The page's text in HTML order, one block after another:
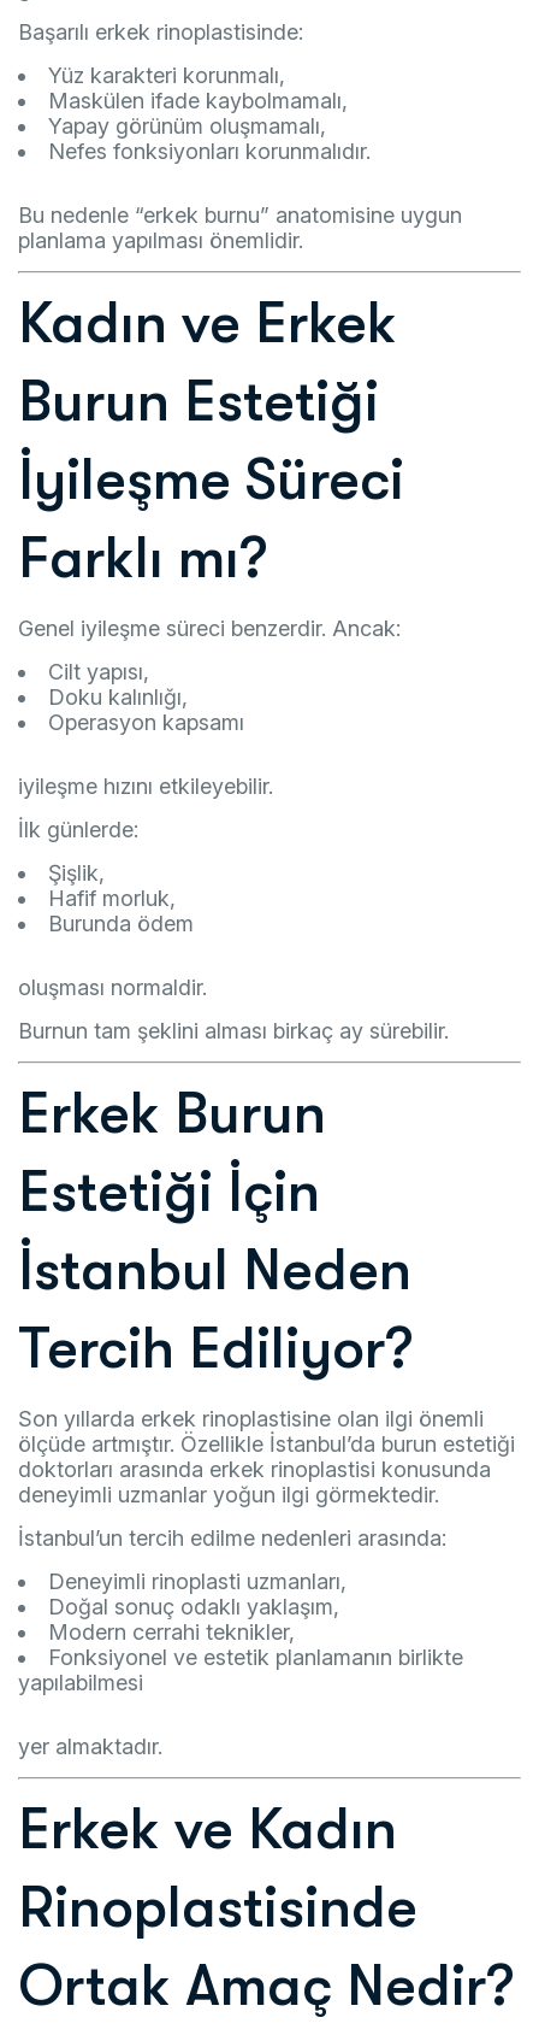
Başarılı erkek rinoplastisinde:
Yüz karakteri korunmalı,
Maskülen ifade kaybolmamalı,
Yapay görünüm oluşmamalı,
Nefes fonksiyonları korunmalıdır.
Bu nedenle “erkek burnu” anatomisine uygun
planlama yapılması önemlidir.
Kadın ve Erkek
Burun Estetiği
İyileşme Süreci
Farklı mı?
Genel iyileşme süreci benzerdir. Ancak:
Cilt yapısı,
Doku kalınlığı,
Operasyon kapsamı
iyileşme hızını etkileyebilir.
İlk günlerde:
Şişlik,
Hafif morluk,
Burunda ödem
oluşması normaldir.
Burnun tam şeklini alması birkaç ay sürebilir.
Erkek Burun
Estetiği İçin
İstanbul Neden
Tercih Ediliyor?
Son yıllarda erkek rinoplastisine olan ilgi önemli
ölçüde artmıştır. Özellikle İstanbul’da burun estetiği
doktorları arasında erkek rinoplastisi konusunda
deneyimli uzmanlar yoğun ilgi görmektedir.
İstanbul’un tercih edilme nedenleri arasında:
Deneyimli rinoplasti uzmanları,
Doğal sonuç odaklı yaklaşım,
Modern cerrahi teknikler,
Fonksiyonel ve estetik planlamanın birlikte
yapılabilmesi
yer almaktadır.
Erkek ve Kadın
Rinoplastisinde
Ortak Amaç Nedir?